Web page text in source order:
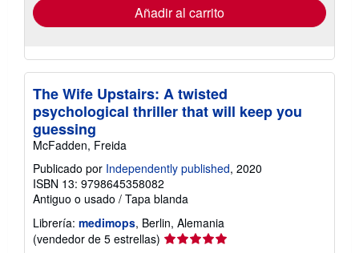
envío
Añadir al carrito
The Wife Upstairs: A twisted
psychological thriller that will keep you
guessing
McFadden, Freida
Publicado por Independently published, 2020
ISBN 13: 9798645358082
Antiguo o usado / Tapa blanda
Librería: medimops, Berlin, Alemania
(vendedor de 5 estrellas) Calificación